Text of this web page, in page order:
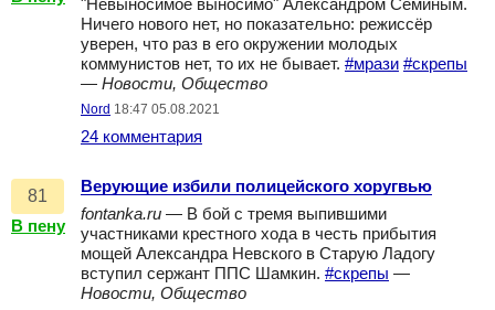
"Невыносимое выносимо" Александром Сёминым.
Ничего нового нет, но показательно: режиссёр
уверен, что раз в его окружении молодых
коммунистов нет, то их не бывает. #мрази #скрепы
— Новости, Общество
Nord 18:47 05.08.2021
24 комментария
81
В пену
Верующие избили полицейского хоругвью
fontanka.ru — В бой с тремя выпившими
участниками крестного хода в честь прибытия
мощей Александра Невского в Старую Ладогу
вступил сержант ППС Шамкин. #скрепы —
Новости, Общество